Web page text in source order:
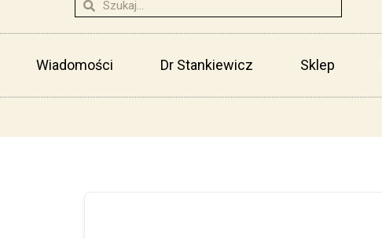
Wiadomości Dr Stankiewicz Sklep